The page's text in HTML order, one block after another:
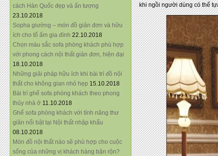
cách Hàn Quốc đẹp và ấn tượng
23.10.2018
Sopha giường – món đồ giản đơn và hữu
ích cho tổ ấm gia đình 22.10.2018
Chọn màu sắc sofa phòng khách phù hợp
với phong cách nội thất giản đơn, hiện đại
18.10.2018
Những giải pháp hữu ích khi bài trí đồ nội
thất cho không gian nhỏ hẹp 15.10.2018
Bài trí ghế sofa phòng khách theo phong
thủy nhà ở 11.10.2018
Ghế sofa phòng khách với tính năng thư
giãn nổi bật tại Nội thất nhập khẩu
08.10.2018
Món đồ nội thất nào sẽ phù hợp cho cuộc
sống của những vị khách hàng bận rộn?
khi ngồi người dùng có thể